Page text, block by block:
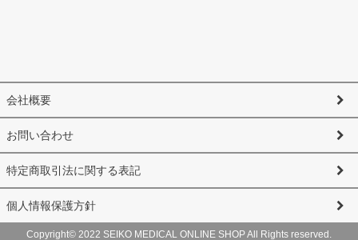
会社概要
お問い合わせ
特定商取引法に関する表記
個人情報保護方針
Copyright© 2022 SEIKO MEDICAL ONLINE SHOP All Rights reserved.